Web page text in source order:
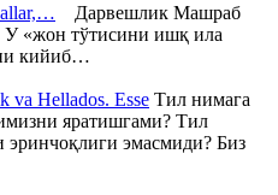
Дарвешлик Машраб
У «жон тўтисини ишқ ила
кийиб…
va Hellados. Esse Тил нимага
яратишгами? Тил
эринчоқлиги эмасмиди? Биз